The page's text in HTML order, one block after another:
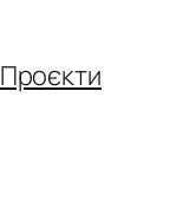
Проєкти